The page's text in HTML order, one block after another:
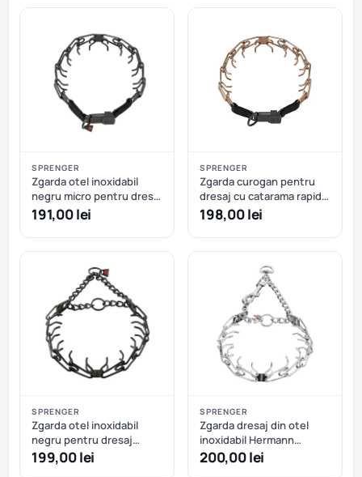
SPRENGER
Zgarda otel inoxidabil
negru micro pentru dresaj
cu eliberare rapida
Sprenger – 40 cm
191,00 lei
SPRENGER
Zgarda curogan pentru
dresaj cu catarama rapida
Hermann Sprenger - 52
cm
198,00 lei
SPRENGER
Zgarda otel inoxidabil
negru pentru dresaj
Hermann Sprenger - 58
199,00 lei
SPRENGER
Zgarda dresaj din otel
inoxidabil Hermann
Sprenger carabiniera tip
carlig 57 cm
200,00 lei